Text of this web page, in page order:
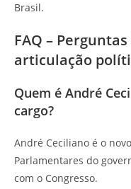
Brasil.
FAQ –
articulação
Quem é André
cargo?
André Ceciliano é o
Parlamentares do
com o Congresso.